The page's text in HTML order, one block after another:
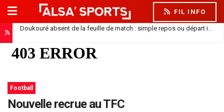
FIL INFO
Doukouré absent de la feuille de match : simple repos ou départ imminent ?
Football
Nouvelle recrue au TFC